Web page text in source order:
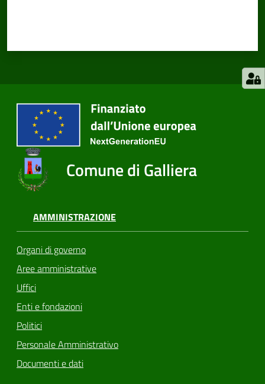
Comune di Galliera
AMMINISTRAZIONE
Organi di governo
Aree amministrative
Uffici
Enti e fondazioni
Politici
Personale Amministrativo
Documenti e dati